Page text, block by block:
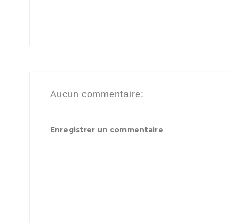
Aucun commentaire:
Enregistrer un commentaire